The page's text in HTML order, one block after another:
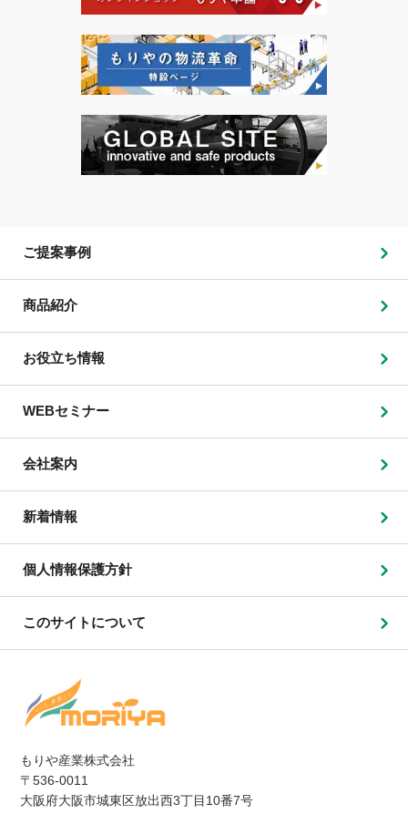
もりや産業株式会社
〒536-0011
大阪府大阪市城東区放出西3丁目10番7号
ご提案事例
商品紹介
お役立ち情報
WEBセミナー
会社案内
新着情報
個人情報保護方針
このサイトについて